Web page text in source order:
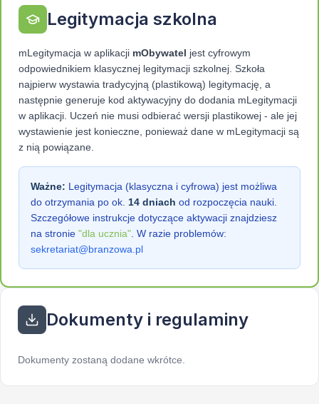
Legitymacja szkolna
mLegitymacja w aplikacji mObywatel jest cyfrowym
odpowiednikiem klasycznej legitymacji szkolnej. Szkoła
najpierw wystawia tradycyjną (plastikową) legitymację, a
następnie generuje kod aktywacyjny do dodania mLegitymacji
w aplikacji. Uczeń nie musi odbierać wersji plastikowej - ale jej
wystawienie jest konieczne, ponieważ dane w mLegitymacji są
z nią powiązane.
Ważne: Legitymacja (klasyczna i cyfrowa) jest możliwa
do otrzymania po ok. 14 dniach od rozpoczęcia nauki.
Szczegółowe instrukcje dotyczące aktywacji znajdziesz
na stronie "dla ucznia" . W razie problemów:
sekretariat@branzowa.pl
Dokumenty i regulaminy
Dokumenty zostaną dodane wkrótce.